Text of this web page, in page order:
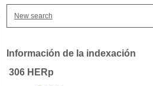
New search
Información de la indexación
306 HERp